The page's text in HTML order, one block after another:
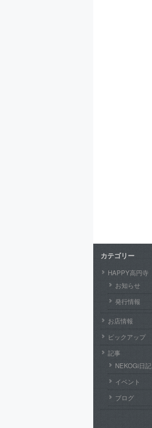
カテゴリー
HAPPY高円寺
お知らせ
発行情報
お店情報
ピックアップ
記事
NEKOGi日記
イベント
ブログ